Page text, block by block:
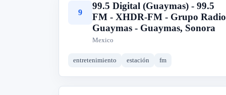
9
99.5 Digital (Guaymas) - 99.5
FM - XHDR-FM - Grupo Radio
Guaymas - Guaymas, Sonora
Mexico
entretenimiento estación fm